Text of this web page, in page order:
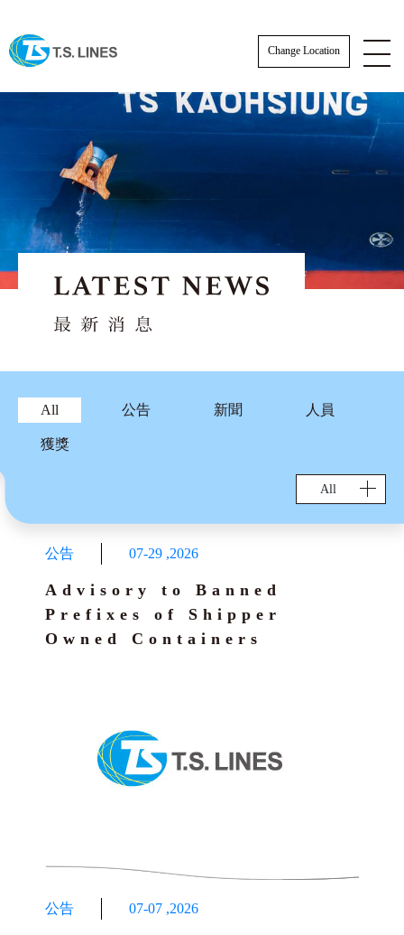
Change Location
公告
新聞
獲獎
船舶訊息
服務航線
實際到港日查詢
船期查詢
出口服務
台灣地區海掛呼號下載
台灣地區出口匯率/發單下載
電放查詢
航次匯率查詢
進口服務
台灣地區進口匯率下載
航次匯率查詢
電子商務
BOOKING RELEASE ORDER
E BOOKING
LOI UPLOAD
Carbon Emission Calculator
危險品匿報公告
危險品禁收清單
其他資訊
台灣運價報備資訊
All 公告 新聞 人員
獲獎
All
公告 07-29 ,2026
Advisory to Banned
Prefixes of Shipper
Owned Containers
公告 07-07 ,2026